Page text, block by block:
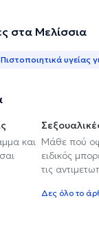
στα Μελίσσια
Πιστοποιητικά υγείας
και Μάθε πού
ειδικός
τις
Δες όλο το